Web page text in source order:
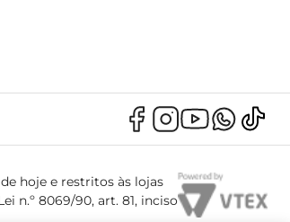
hoje e restritos às lojas
n.º 8069/90, art. 81, inciso